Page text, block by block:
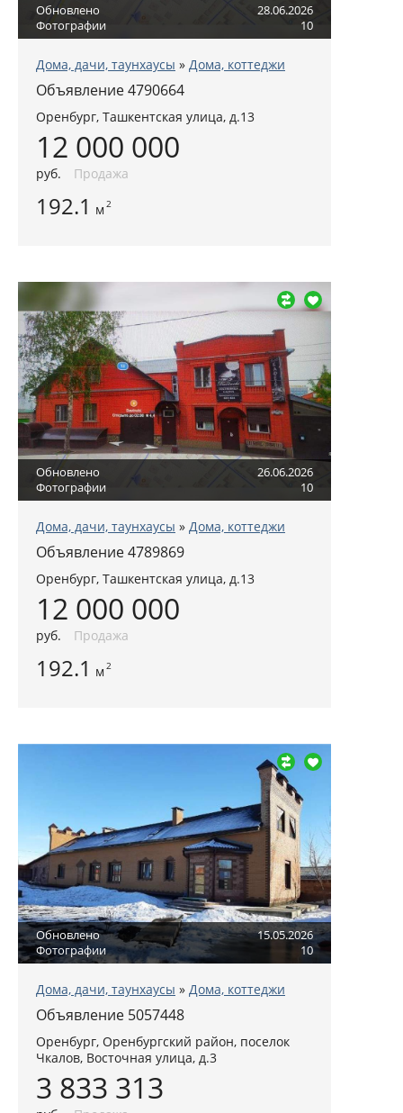
Обновлено
28.06.2026
Фотографии
10
Дома, дачи, таунхаусы » Дома, коттеджи
Объявление 4790664
Оренбург, Ташкентская улица, д.13
12 000 000
руб. Продажа
192.1 м 2
Обновлено
26.06.2026
Фотографии
10
Дома, дачи, таунхаусы » Дома, коттеджи
Объявление 4789869
Оренбург, Ташкентская улица, д.13
12 000 000
руб. Продажа
192.1 м 2
Обновлено
15.05.2026
Фотографии
10
Дома, дачи, таунхаусы » Дома, коттеджи
Объявление 5057448
Оренбург, Оренбургский район, поселок
Чкалов, Восточная улица, д.3
3 833 313